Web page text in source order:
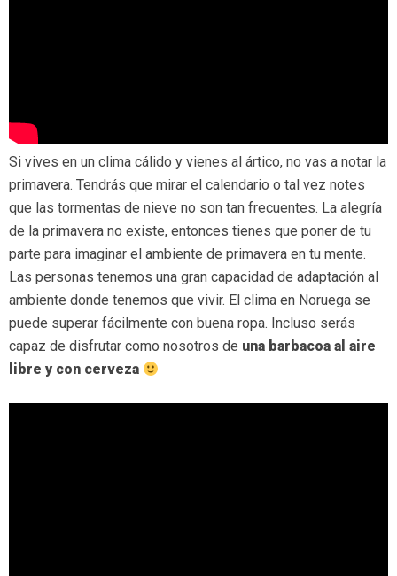
Si vives en un clima cálido y vienes al ártico, no vas a notar la
primavera. Tendrás que mirar el calendario o tal vez notes
que las tormentas de nieve no son tan frecuentes. La alegría
de la primavera no existe, entonces tienes que poner de tu
parte para imaginar el ambiente de primavera en tu mente.
Las personas tenemos una gran capacidad de adaptación al
ambiente donde tenemos que vivir. El clima en Noruega se
puede superar fácilmente con buena ropa. Incluso serás
capaz de disfrutar como nosotros de una barbacoa al aire
libre y con cerveza